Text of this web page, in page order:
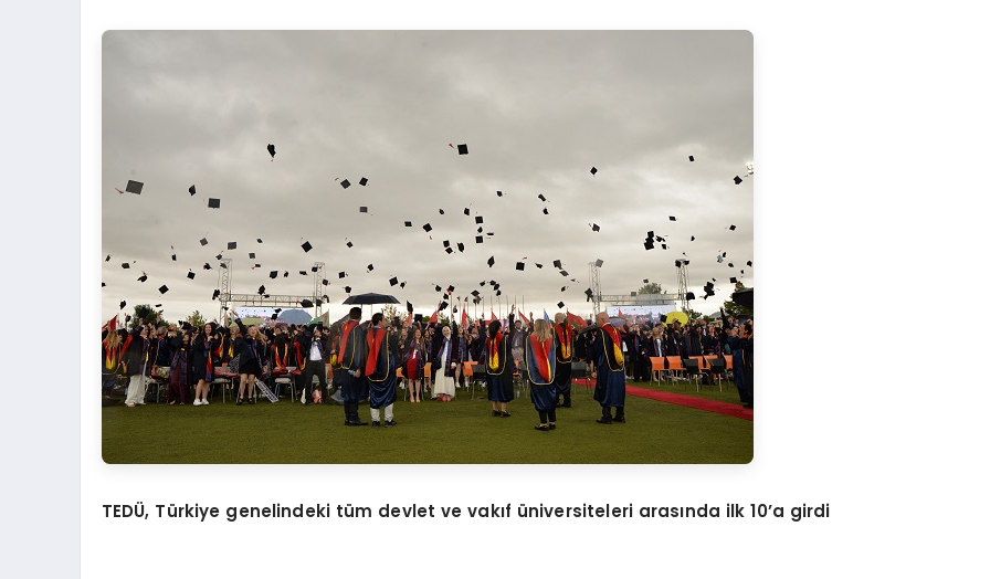
TEDÜ, Türkiye genelindeki tüm devlet ve vakıf üniversiteleri arasında ilk 10’a girdi